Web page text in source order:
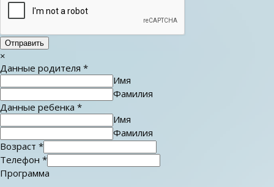
Отправить
×
Данные родителя *
Имя
Фамилия
Данные ребенка *
Имя
Фамилия
Возраст *
Телефон *
Программа